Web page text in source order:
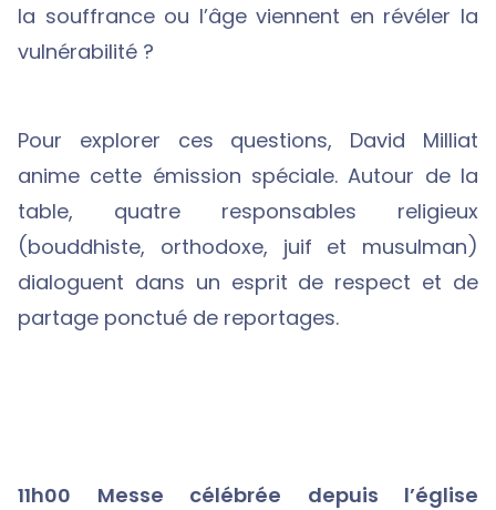
la souffrance ou l’âge viennent en révéler la
vulnérabilité ?
Pour explorer ces questions, David Milliat
anime cette émission spéciale. Autour de la
table, quatre responsables religieux
(bouddhiste, orthodoxe, juif et musulman)
dialoguent dans un esprit de respect et de
partage ponctué de reportages.
11h00 Messe célébrée depuis l’église